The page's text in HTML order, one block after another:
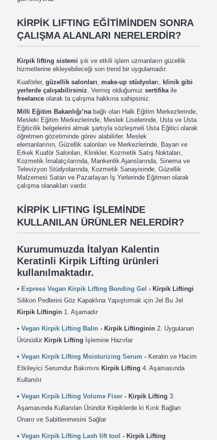
KİRPİK LIFTING EĞİTİMİNDEN SONRA
ÇALIŞMA ALANLARI NERELERDİR?
Kirpik lifting sistemi şık ve etkili işlem uzmanların güzellik
hizmetlerine ekleyebileceği son trend bir uygulamadır.
Kuaförler, güzellik salonları make-up stüdyoları,
klinik gibi
yerlerde çalışabilirsiniz . Vermiş olduğumuz sertifika ile
freelance olarak ta çalışma hakkına sahipsiniz.
Milli Eğitim Bakanlığı’na bağlı olan Halk Eğitim Merkezlerinde,
Mesleki Eğitim Merkezlerinde, Meslek Liselerinde, Usta ve Usta
Eğiticilik belgelerini almak şartıyla sözleşmeli Usta Eğitici olarak
öğretmen gözetiminde görev alabilirler. Meslek
elemanlarının, Güzellik salonları ve Merkezlerinde, Bayan ve
Erkek Kuaför Salonları, Klinikler, Kozmetik Satış Noktaları,
Kozmetik İmalatçılarında, Mankenlik Ajanslarında, Sinema ve
Televizyon Stüdyolarında, Kozmetik Sanayisinde, Güzellik
Malzemesi Satan ve Pazarlayan İş Yerlerinde Eğitmen olarak
çalışma olanakları vardır.
KİRPİK LIFTING İŞLEMİNDE
KULLANILAN ÜRÜNLER NELERDİR?
Kurumumuzda İtalyan Kalentin
Keratinli Kirpik Lifting ürünleri
kullanılmaktadır.
• Express Vegan Kirpik Lifting Bonding Gel - Kirpik Liftingi
Silikon Pedlerini Göz Kapaklına Yapıştırmak için Jel Bu Jel
Kirpik Liftingin 1. Aşamadır
• Vegan Kirpik Lifting Balm - Kirpik Liftinginin 2. Uygulanan
Ürünüdür Kirpik Lifting İşlemine Hazırlar
• Vegan Kirpik Lifting Moisturizing Serum - Keratin ve Hacim
Etkileyici Serumdur Bakımını Kirpik Lifting 4. Aşamasında
Kullanılır
• Vegan Kirpik Lifting Volume Fixer - Kirpik Lifting 3.
Aşamasında Kullanılan Üründür Kirpiklerde ki Kırık Bağları
Onarır ve Sabitlenmesini Sağlar
• Vegan Kirpik Lifting Lash lift tool - Kirpik Lifting